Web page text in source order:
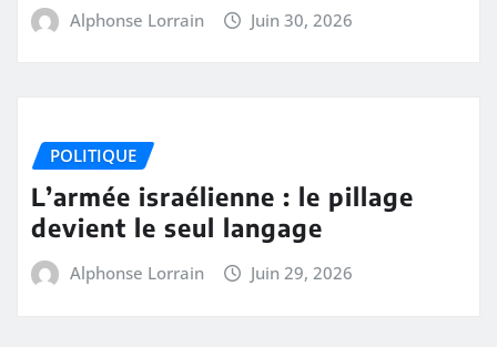
Alphonse Lorrain Juin 30, 2026
POLITIQUE
L’armée israélienne : le pillage
devient le seul langage
Alphonse Lorrain Juin 29, 2026